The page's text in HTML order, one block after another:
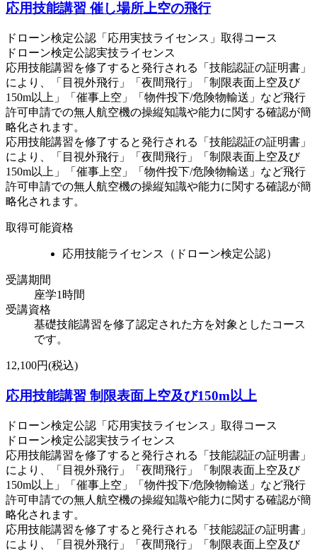
応用技能講習 催し場所上空の飛行
ドローン検定公認「応用実技ライセンス」取得コース
ドローン検定公認実技ライセンス
応用技能講習を修了すると発行される「技能認証の証明書」
により、「目視外飛行」「夜間飛行」「制限表面上空及び
150m以上」「催事上空」「物件投下/危険物輸送」など飛行
許可申請での無人航空機の操縦知識や能力に関する確認が簡
略化されます。
応用技能講習を修了すると発行される「技能認証の証明書」
により、「目視外飛行」「夜間飛行」「制限表面上空及び
150m以上」「催事上空」「物件投下/危険物輸送」など飛行
許可申請での無人航空機の操縦知識や能力に関する確認が簡
略化されます。
取得可能資格
応用技能ライセンス（ドローン検定公認）
受講期間
座学1時間
受講資格
基礎技能講習を修了認定された方を対象としたコース
です。
12,100円(税込)
応用技能講習 制限表面上空及び150m以上
ドローン検定公認「応用実技ライセンス」取得コース
ドローン検定公認実技ライセンス
応用技能講習を修了すると発行される「技能認証の証明書」
により、「目視外飛行」「夜間飛行」「制限表面上空及び
150m以上」「催事上空」「物件投下/危険物輸送」など飛行
許可申請での無人航空機の操縦知識や能力に関する確認が簡
略化されます。
応用技能講習を修了すると発行される「技能認証の証明書」
により、「目視外飛行」「夜間飛行」「制限表面上空及び